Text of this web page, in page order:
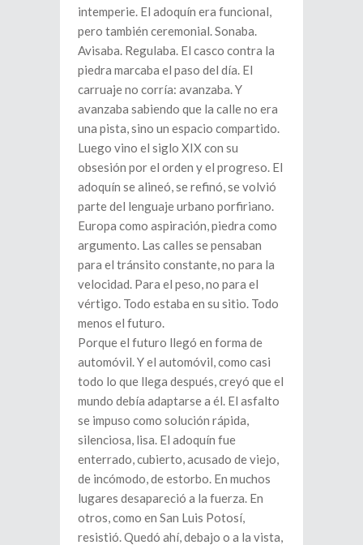
intemperie. El adoquín era funcional,
pero también ceremonial. Sonaba.
Avisaba. Regulaba. El casco contra la
piedra marcaba el paso del día. El
carruaje no corría: avanzaba. Y
avanzaba sabiendo que la calle no era
una pista, sino un espacio compartido.
Luego vino el siglo XIX con su
obsesión por el orden y el progreso. El
adoquín se alineó, se refinó, se volvió
parte del lenguaje urbano porfiriano.
Europa como aspiración, piedra como
argumento. Las calles se pensaban
para el tránsito constante, no para la
velocidad. Para el peso, no para el
vértigo. Todo estaba en su sitio. Todo
menos el futuro.
Porque el futuro llegó en forma de
automóvil. Y el automóvil, como casi
todo lo que llega después, creyó que el
mundo debía adaptarse a él. El asfalto
se impuso como solución rápida,
silenciosa, lisa. El adoquín fue
enterrado, cubierto, acusado de viejo,
de incómodo, de estorbo. En muchos
lugares desapareció a la fuerza. En
otros, como en San Luis Potosí,
resistió. Quedó ahí, debajo o a la vista,